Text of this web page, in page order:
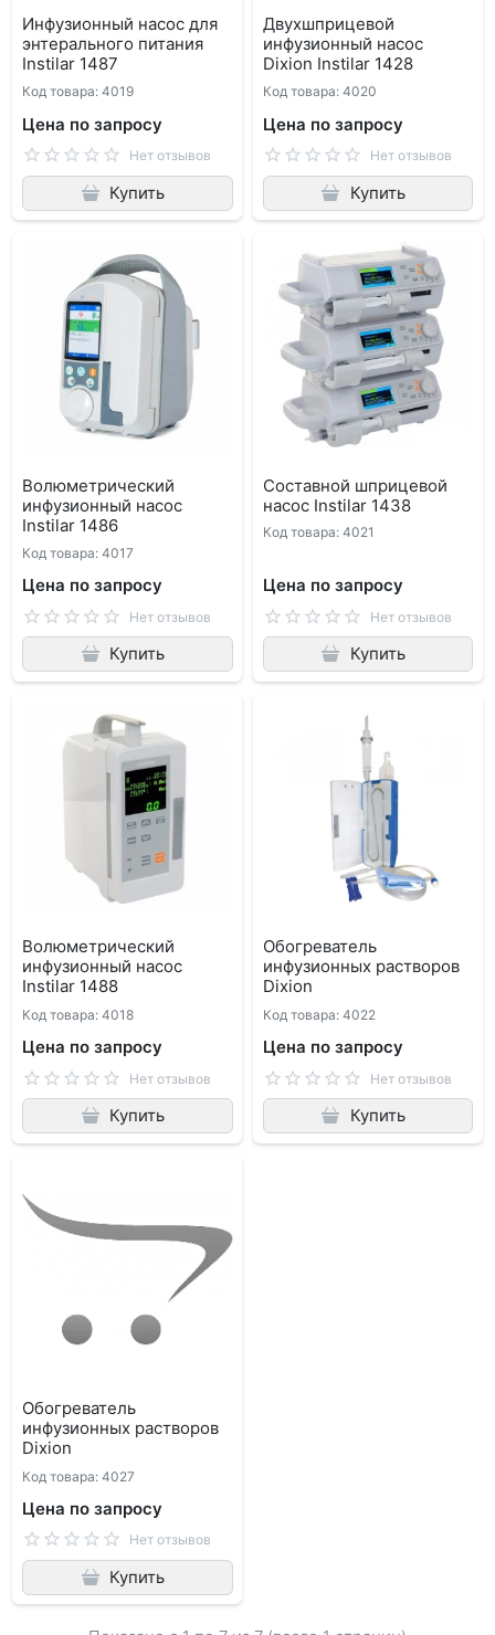
Инфузионный насос для
энтерального питания
Instilar 1487
Код товара: 4019
Цена по запросу
Нет отзывов
Купить
Двухшприцевой
инфузионный насос
Dixion Instilar 1428
Код товара: 4020
Цена по запросу
Нет отзывов
Купить
Волюметрический
инфузионный насос
Instilar 1486
Код товара: 4017
Цена по запросу
Нет отзывов
Купить
Составной шприцевой
насос Instilar 1438
Код товара: 4021
Цена по запросу
Нет отзывов
Купить
Волюметрический
инфузионный насос
Instilar 1488
Код товара: 4018
Цена по запросу
Нет отзывов
Купить
Обогреватель
инфузионных растворов
Dixion
Код товара: 4022
Цена по запросу
Нет отзывов
Купить
Обогреватель
инфузионных растворов
Dixion
Код товара: 4027
Цена по запросу
Нет отзывов
Купить